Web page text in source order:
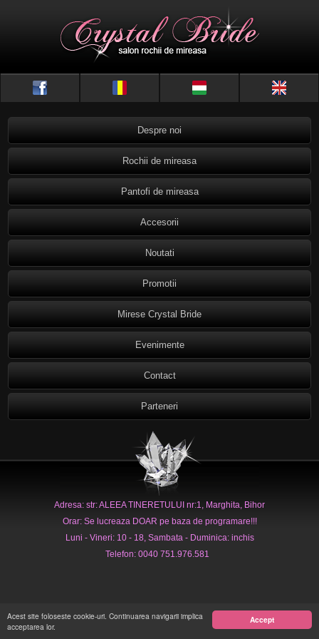
Accept
Acest site foloseste cookie-uri. Continuarea navigarii implica
acceptarea lor.
Despre noi
Rochii de mireasa
Pantofi de mireasa
Accesorii
Noutati
Promotii
Mirese Crystal Bride
Evenimente
Contact
Parteneri
Adresa: str: ALEEA TINERETULUI nr:1, Marghita, Bihor
Orar: Se lucreaza DOAR pe baza de programare!!!
Luni - Vineri: 10 - 18, Sambata - Duminica: inchis
Telefon: 0040 751.976.581